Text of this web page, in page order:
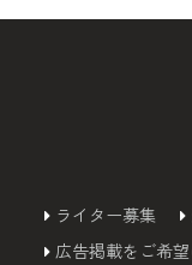
ライター募集
広告掲載をご希